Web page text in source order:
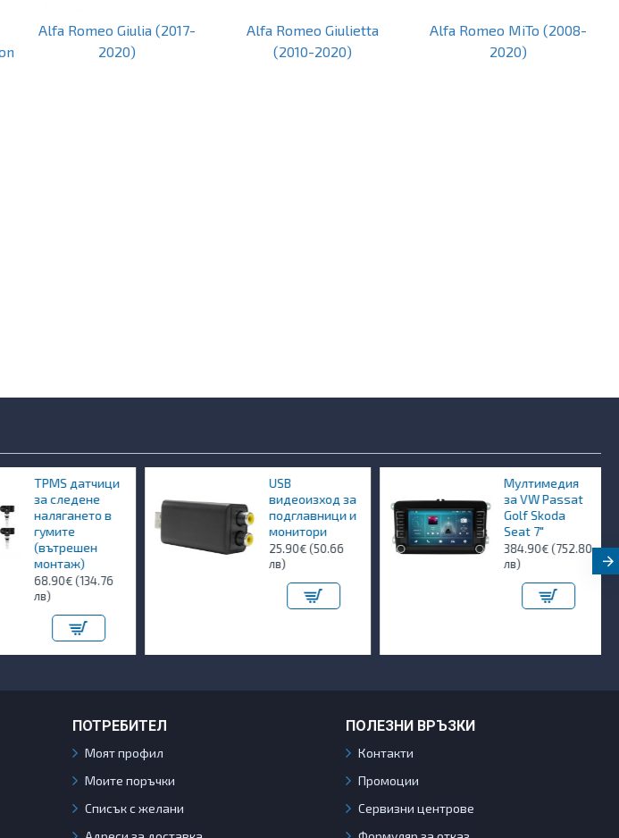
Alfa Romeo Giulia (2017-
2020)
Alfa Romeo Giulietta
(2010-2020)
Alfa Romeo MiTo (2008-
2020)
TPMS датчици
за следене
налягането в
гумите
(вътрешен
монтаж)
68.90€ (134.76
лв)
USB
видеоизход за
подглавници и
монитори
25.90€ (50.66
лв)
Мултимедия
за VW Passat
Golf Skoda
Seat 7"
384.90€ (752.80
лв)
ПОТРЕБИТЕЛ
Моят профил
Моите поръчки
Списък с желани
ПОЛЕЗНИ ВРЪЗКИ
Контакти
Промоции
Сервизни центрове